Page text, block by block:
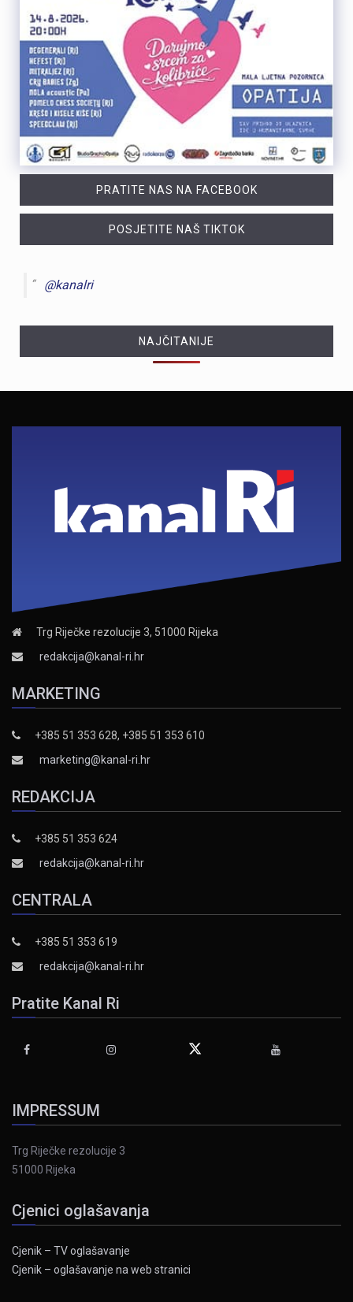
PRATITE NAS NA FACEBOOK
POSJETITE NAŠ TIKTOK
@kanalri
NAJČITANIJE
Trg Riječke rezolucije 3, 51000 Rijeka
redakcija@kanal-ri.hr
MARKETING
+385 51 353 628, +385 51 353 610
marketing@kanal-ri.hr
REDAKCIJA
+385 51 353 624
redakcija@kanal-ri.hr
CENTRALA
+385 51 353 619
redakcija@kanal-ri.hr
Pratite Kanal Ri
IMPRESSUM
Trg Riječke rezolucije 3
51000 Rijeka
Cjenici oglašavanja
Cjenik – TV oglašavanje
Cjenik – oglašavanje na web stranici